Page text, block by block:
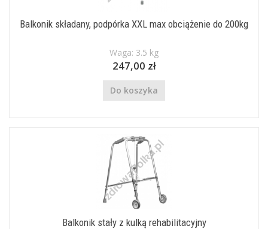
Balkonik składany, podpórka XXL max obciążenie do 200kg
Waga: 3.5 kg
247,00 zł
Do koszyka
Balkonik stały z kulką rehabilitacyjny